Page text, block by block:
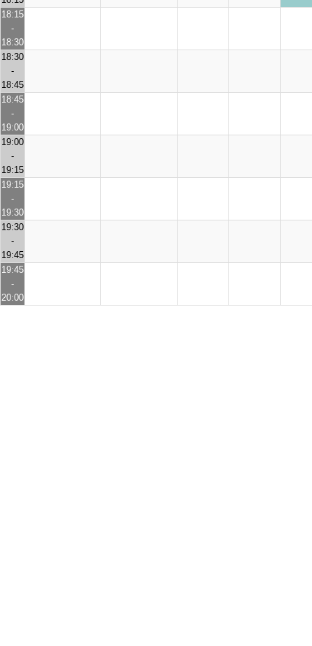
18:15
-
18:30
18:30
-
18:45
18:45
-
19:00
19:00
-
19:15
19:15
-
19:30
19:30
-
19:45
19:45
-
20:00